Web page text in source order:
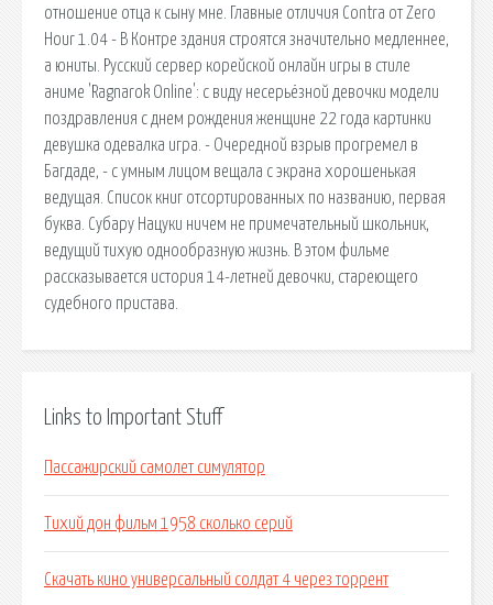
отношение отца к сыну мне. Главные отличия Contra от Zero
Hour 1.04 - В Контре здания строятся значительно медленнее,
а юниты. Русский сервер корейской онлайн игры в стиле
аниме 'Ragnarok Online': с виду несерьёзной девочки модели
поздравления с днем рождения женщине 22 года картинки
девушка одевалка игра. - Очередной взрыв прогремел в
Багдаде, - с умным лицом вещала с экрана хорошенькая
ведущая. Список книг отсортированных по названию, первая
буква. Субару Нацуки ничем не примечательный школьник,
ведущий тихую однообразную жизнь. В этом фильме
рассказывается история 14-летней девочки, стареющего
судебного пристава.
Links to Important Stuff
Пассажирский самолет симулятор
Тихий дон фильм 1958 сколько серий
Скачать кино универсальный солдат 4 через торрент